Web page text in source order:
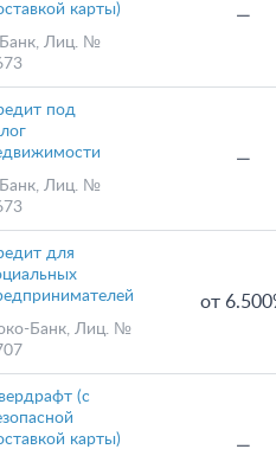
карты)
Банк, Лиц. №
—
под
Банк, Лиц. №
—
для
Банк, Лиц. №
от
(с
карты)
—